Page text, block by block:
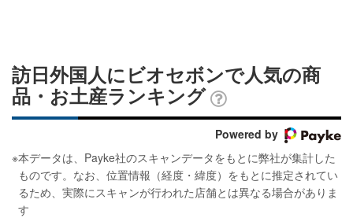
訪日外国人にビオセボンで人気の商
品・お土産ランキング
Powered by
※本データは、Payke社のスキャンデータをもとに弊社が集計した
ものです。なお、位置情報（経度・緯度）をもとに推定されてい
るため、実際にスキャンが行われた店舗とは異なる場合がありま
す